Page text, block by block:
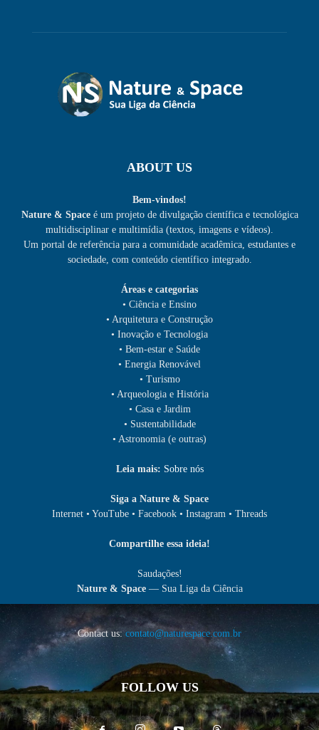
ABOUT US
Bem-vindos!
Nature & Spaceé um projeto de divulgação científica e tecnológica
multidisciplinar e multimídia (textos, imagens e vídeos).
Um portal de referência para a comunidade acadêmica, estudantes e
sociedade, com conteúdo científico integrado.
Áreas e categorias
• Ciência e Ensino
• Arquitetura e Construção
• Inovação e Tecnologia
• Bem-estar e Saúde
• Energia Renovável
• Turismo
• Arqueologia e História
• Casa e Jardim
• Sustentabilidade
• Astronomia (e outras)
Leia mais: Sobre nós
Siga a Nature & Space
Internet • YouTube • Facebook • Instagram • Threads
Compartilhe essa ideia!
Saudações!
Nature & Space— Sua Liga da Ciência
Contact us:contato@naturespace.com.br
FOLLOW US